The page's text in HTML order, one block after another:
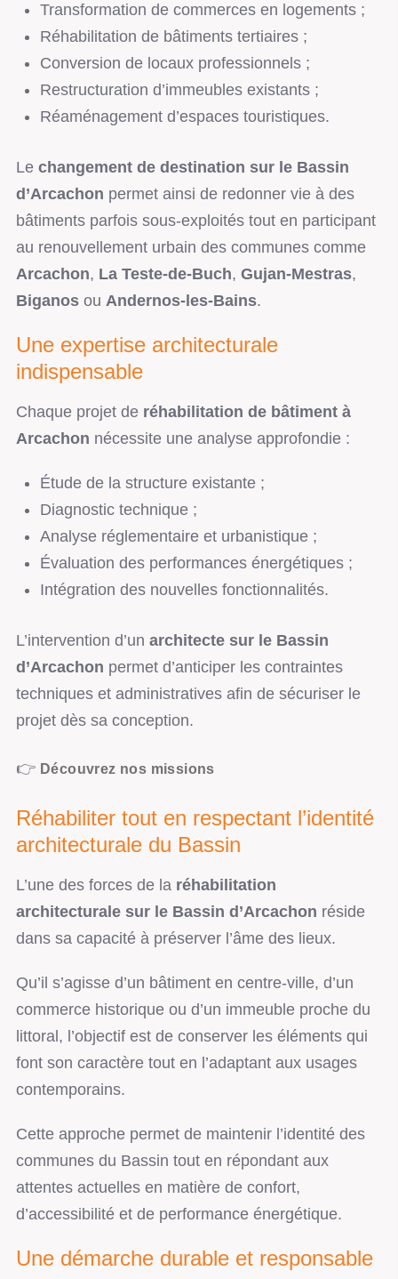
Transformation de commerces en logements ;
Réhabilitation de bâtiments tertiaires ;
Conversion de locaux professionnels ;
Restructuration d’immeubles existants ;
Réaménagement d’espaces touristiques.
Le changement de destination sur le Bassin
d’Arcachon permet ainsi de redonner vie à des
bâtiments parfois sous-exploités tout en participant
au renouvellement urbain des communes comme
Arcachon, La Teste-de-Buch, Gujan-Mestras,
Biganos ou Andernos-les-Bains.
Une expertise architecturale
indispensable
Chaque projet de réhabilitation de bâtiment à
Arcachon nécessite une analyse approfondie :
Étude de la structure existante ;
Diagnostic technique ;
Analyse réglementaire et urbanistique ;
Évaluation des performances énergétiques ;
Intégration des nouvelles fonctionnalités.
L’intervention d’un architecte sur le Bassin
d’Arcachon permet d’anticiper les contraintes
techniques et administratives afin de sécuriser le
projet dès sa conception.
👉 Découvrez nos missions
Réhabiliter tout en respectant l’identité
architecturale du Bassin
L’une des forces de la réhabilitation
architecturale sur le Bassin d’Arcachon réside
dans sa capacité à préserver l’âme des lieux.
Qu’il s’agisse d’un bâtiment en centre-ville, d’un
commerce historique ou d’un immeuble proche du
littoral, l’objectif est de conserver les éléments qui
font son caractère tout en l’adaptant aux usages
contemporains.
Cette approche permet de maintenir l’identité des
communes du Bassin tout en répondant aux
attentes actuelles en matière de confort,
d’accessibilité et de performance énergétique.
Une démarche durable et responsable